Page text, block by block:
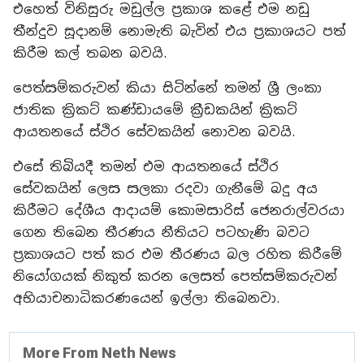
එහෙත් විනිසුරු මඩුල්ල ප්‍රකාශ කළේ එම නඩු
තීන්දුව සූදානම් නොමැති බැවින් එය ප්‍රකාශයට පත්
කිරීම කල් තබන බවයි.
පෙත්සම්කරුවන් කියා සිටින්නේ තමන් ශ්‍රී ලංකා
ජාතික ක්‍රිකට් කණ්ඩායමේ ක්‍රීඩකයින් ක්‍රිකට්
ආයතනයේ ස්ථිර සේවකයින් නොවන බවයි.
එසේ තිබියදී තමන් එම ආයතනයේ ස්ථිර
සේවකයින් ලෙස සලකා රදවා ගැනීමේ බදු අය
කිරීමට දේශීය ආදායම් කොමසාරිස් ජෙනරාල්වරයා
ගෙන තිබෙන තීරණය නීතියට පටහැණි බවට
ප්‍රකාශයට පත් කර එම තීරණය බල රහිත කිරීමේ
නියෝගයක් නිකුත් කරන ලෙසත් පෙත්සම්කරුවන්
අභියාචනාධිකරණයෙන් ඉල්ලා තිබෙනවා.
More From Neth News